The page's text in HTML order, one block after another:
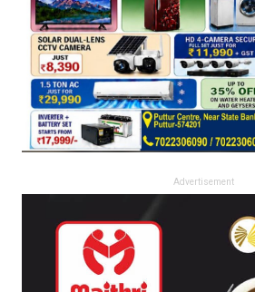
Advertisement